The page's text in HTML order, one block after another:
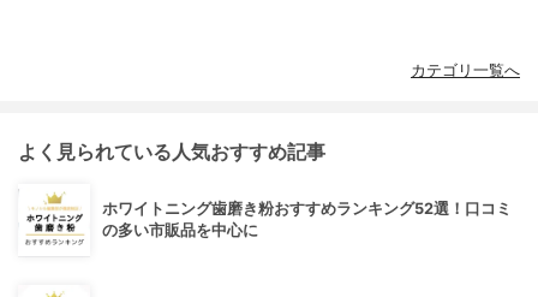
カテゴリ一覧へ
よく見られている人気おすすめ記事
ホワイトニング歯磨き粉おすすめランキング52選！口コミ
の多い市販品を中心に